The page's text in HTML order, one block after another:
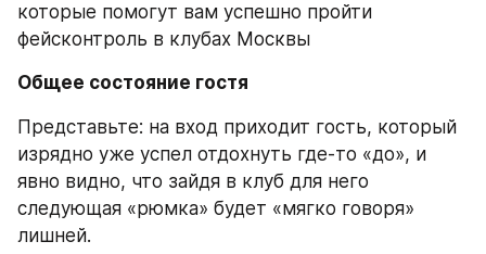
которые помогут вам успешно пройти
фейсконтроль в клубах Москвы
Общее состояние гостя
Представьте: на вход приходит гость, который
изрядно уже успел отдохнуть где-то «до», и
явно видно, что зайдя в клуб для него
следующая «рюмка» будет «мягко говоря»
лишней.